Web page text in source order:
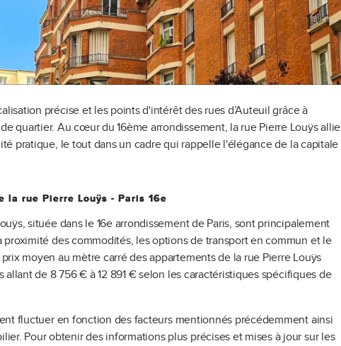
précise et les points d'intérêt des rues d’Auteuil grâce à
quartier. Au cœur du 16ème arrondissement, la rue Pierre Louÿs allie
pratique, le tout dans un cadre qui rappelle l'élégance de la capitale
la rue Pierre Louÿs - Paris 16e
située dans le 16e arrondissement de Paris, sont principalement
des commodités, les options de transport en commun et le
moyen au mètre carré des appartements de la rue Pierre Louÿs
allant de 8 756 € à 12 891 € selon les caractéristiques spécifiques de
fluctuer en fonction des facteurs mentionnés précédemment ainsi
Pour obtenir des informations plus précises et mises à jour sur les